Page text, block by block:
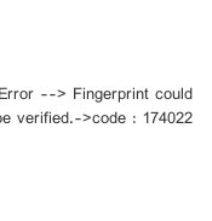
--> Fingerprint could
verified.->code : 174022